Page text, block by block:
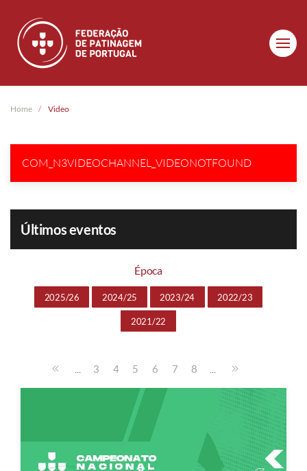
Skip to main content
Home Video
COM_N3VIDEOCHANNEL_VIDEONOTFOUND
Últimos eventos
Época
2025/26 2024/25 2023/24 2022/23
2021/22
... 3 4 5 6 7 8 ...